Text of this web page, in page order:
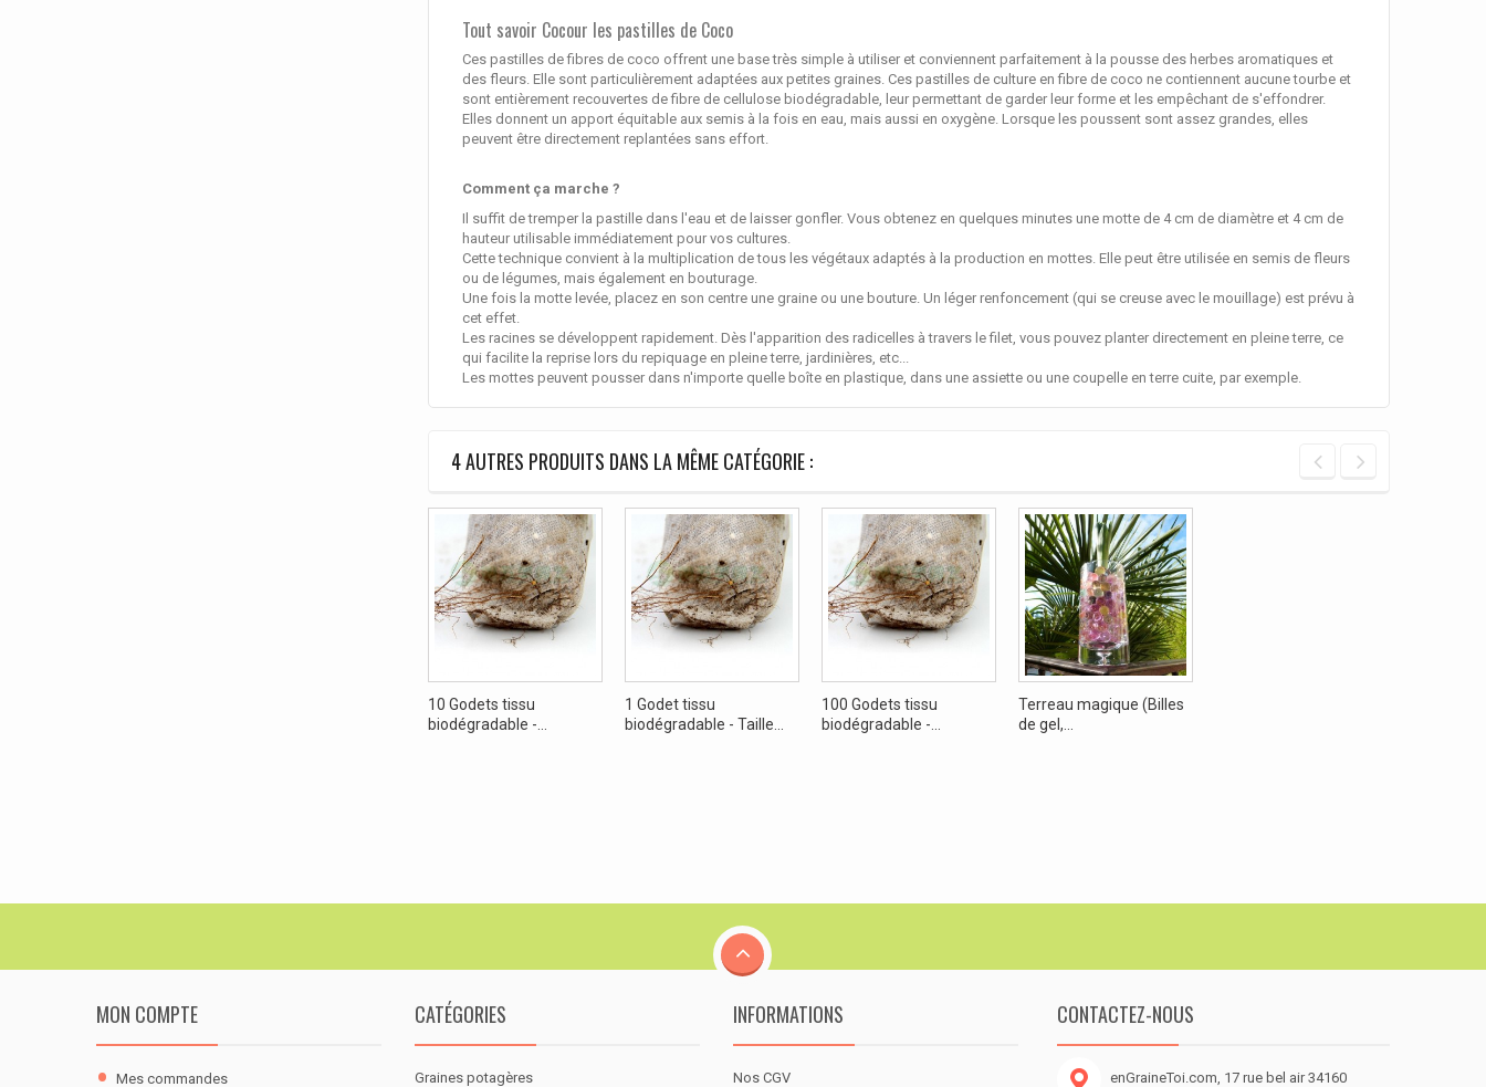
Tout savoir Cocour les pastilles de Coco
Ces pastilles de fibres de coco offrent une base très simple à utiliser et conviennent parfaitement à la pousse des herbes aromatiques et
des fleurs. Elle sont particulièrement adaptées aux petites graines. Ces pastilles de culture en fibre de coco ne contiennent aucune tourbe et
sont entièrement recouvertes de fibre de cellulose biodégradable, leur permettant de garder leur forme et les empêchant de s'effondrer.
Elles donnent un apport équitable aux semis à la fois en eau, mais aussi en oxygène. Lorsque les poussent sont assez grandes, elles
peuvent être directement replantées sans effort.
Comment ça marche ?
Il suffit de tremper la pastille dans l'eau et de laisser gonfler. Vous obtenez en quelques minutes une motte de 4 cm de diamètre et 4 cm de
hauteur utilisable immédiatement pour vos cultures.
Cette technique convient à la multiplication de tous les végétaux adaptés à la production en mottes. Elle peut être utilisée en semis de fleurs
ou de légumes, mais également en bouturage.
Une fois la motte levée, placez en son centre une graine ou une bouture. Un léger renfoncement (qui se creuse avec le mouillage) est prévu à
cet effet.
Les racines se développent rapidement. Dès l'apparition des radicelles à travers le filet, vous pouvez planter directement en pleine terre, ce
qui facilite la reprise lors du repiquage en pleine terre, jardinières, etc...
Les mottes peuvent pousser dans n'importe quelle boîte en plastique, dans une assiette ou une coupelle en terre cuite, par exemple.
4 AUTRES PRODUITS DANS LA MÊME CATÉGORIE :
10 Godets tissu
biodégradable -...
1 Godet tissu
biodégradable - Taille...
100 Godets tissu
biodégradable -...
Terreau magique (Billes
de gel,...
MON COMPTE
Mes commandes
CATÉGORIES
Graines potagères
INFORMATIONS
Nos CGV
CONTACTEZ-NOUS
enGraineToi.com, 17 rue bel air 34160